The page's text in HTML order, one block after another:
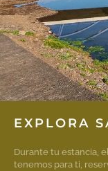
EXPLORA
Durante tu estancia,
tenemos para ti,